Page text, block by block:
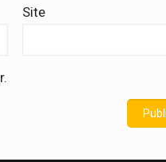
Site